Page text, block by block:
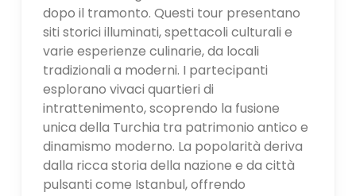
dopo il tramonto. Questi tour presentano
siti storici illuminati, spettacoli culturali e
varie esperienze culinarie, da locali
tradizionali a moderni. I partecipanti
esplorano vivaci quartieri di
intrattenimento, scoprendo la fusione
unica della Turchia tra patrimonio antico e
dinamismo moderno. La popolarità deriva
dalla ricca storia della nazione e da città
pulsanti come Istanbul, offrendo